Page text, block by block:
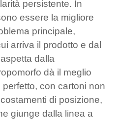
persistente. In
essere la migliore
principale,
arriva il prodotto e dal
dalla
dà il meglio
con cartoni non
di posizione,
giunge dalla linea a